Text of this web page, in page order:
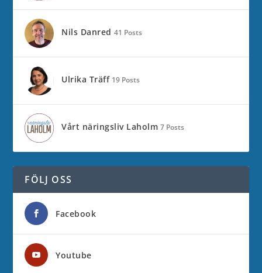
Nils Danred 41 Posts
Ulrika Träff 19 Posts
Vårt näringsliv Laholm 7 Posts
FÖLJ OSS
Facebook
Youtube